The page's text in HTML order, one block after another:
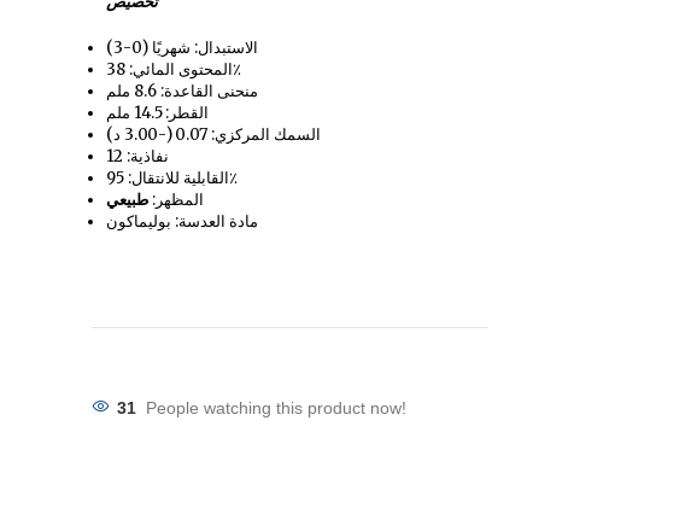
الاستبدال: شهريًا (0-3)
المحتوى المائي: 38٪
منحنى القاعدة: 8.6 ملم
القطر: 14.5 ملم
السمك المركزي: 0.07 (-3.00 د)
نفاذية: 12
القابلية للانتقال: 95٪
المظهر : طبيعي
مادة العدسة: بوليماكون
31 People watching this product now!